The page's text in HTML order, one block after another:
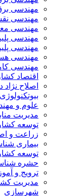
مهندسی
مهندسی
مهندسی
مهندسی
مهندسی
مهندسی
مهندسی
اقتصاد
اصلاح نژاد
علوم و
مدیریت
توسعه
زراعت و
بیماری
توسعه
حشره
ترویج و
مدیریت
شهرسازی